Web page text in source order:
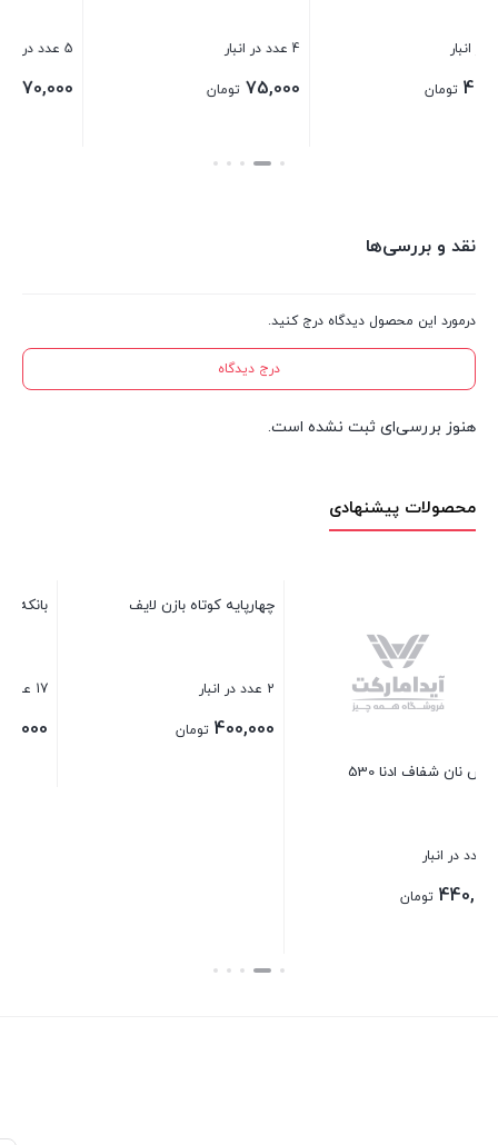
4 عدد در انبار
75,000
5 عدد در انبار
170,000
بستن
نقد و بررسی‌ها
درمورد این محصول دیدگاه درج کنید.
درج دیدگاه
هنوز بررسی‌ای ثبت نشده است.
محصولات پیشنهادی
چهارپایه کوتاه بازن لایف
2 عدد در انبار
400,000
بانکه ادویه مکارتی سایز 2
17 عدد در انبار
28,000